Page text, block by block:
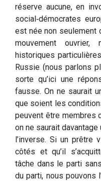
réserve aucune, en
social‑démocrates
est née non seulement
mouvement
historiques
Russie (nous parlons
sorte qu’ici une
fausse. On ne saurait
que soient les
peuvent être membres
on ne saurait
l’inverse. Si un prêtre
côtés et qu’il
tâche dans le parti
du parti, nous pouvons